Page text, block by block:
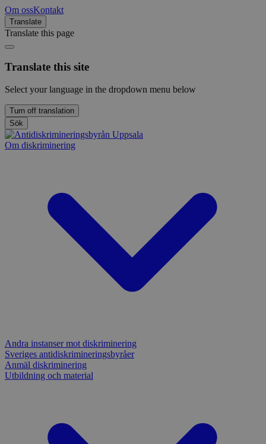
Om ossKontakt
Translate
Translate this page
Translate this site
Select your language in the dropdown menu below
Turn off translation
Sök
Om diskriminering
Andra instanser mot diskriminering
Sveriges antidiskrimineringsbyråer
Anmäl diskriminering
Utbildning och material